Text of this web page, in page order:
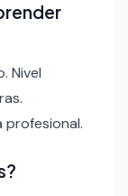
Nivel
profesional.